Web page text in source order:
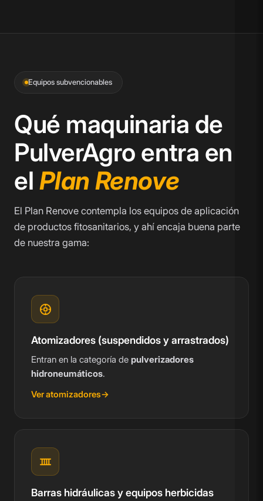
Equipos subvencionables
Qué maquinaria de
PulverAgro entra en
el Plan Renove
El Plan Renove contempla los equipos de aplicación
de productos fitosanitarios, y ahí encaja buena parte
de nuestra gama:
Atomizadores (suspendidos y arrastrados)
Entran en la categoría de pulverizadores
hidroneumáticos.
Ver atomizadores
Barras hidráulicas y equipos herbicidas